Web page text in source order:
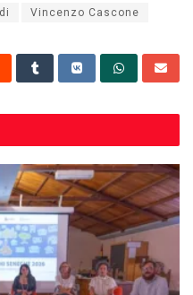
Vincenzo Cascone